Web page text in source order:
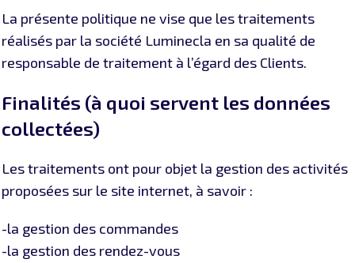
La présente politique ne vise que les traitements
réalisés par la société Luminecla en sa qualité de
responsable de traitement à l’égard des Clients.
Finalités (à quoi servent les données
collectées)
Les traitements ont pour objet la gestion des activités
proposées sur le site internet, à savoir :
-la gestion des commandes
-la gestion des rendez-vous